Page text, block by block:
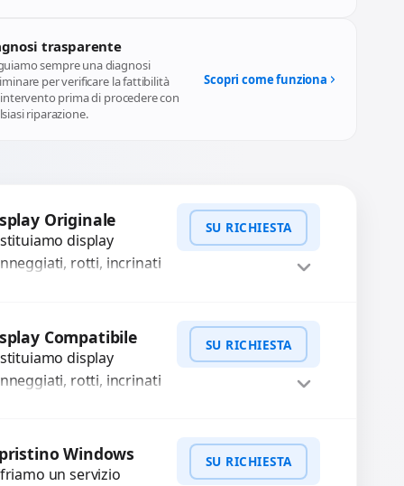
trasparente
sempre una diagnosi
per verificare la fattibilità
prima di procedere con
riparazione.
Scopri come funziona
Originale
display
rotti, incrinati
per 3 mesi.
problemi
SU RICHIESTA
WhatsApp
Compatibile
display
rotti, incrinati
testati e garantiti
3 mesi....
SU RICHIESTA
WhatsApp
Windows
un servizio
SU RICHIESTA